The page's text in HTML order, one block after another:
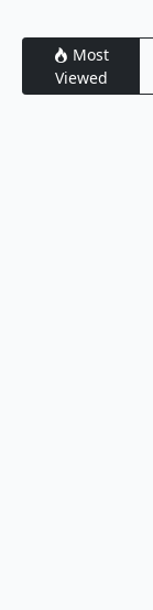
Most
Viewed